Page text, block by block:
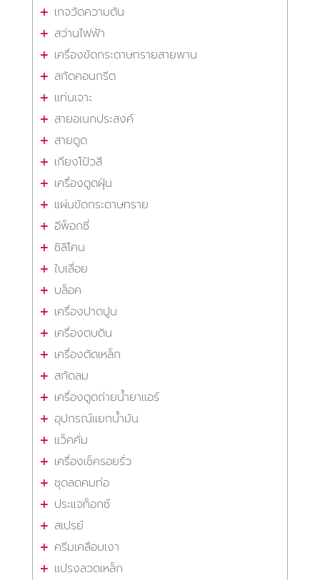
เกจวัดความดัน
สว่านไฟฟ้า
เครื่องขัดกระดาษทรายสายพาน
สกัดคอนกรีต
แท่นเจาะ
สายอเนกประสงค์
สายดูด
เกียงโป้วสี
เครื่องดูดฝุ่น
แผ่นขัดกระดาษทราย
อีพ็อกซี่
ซิลิโคน
ใบเลื่อย
บล็อค
เครื่องปาดปูน
เครื่องตบดิน
เครื่องตัดเหล็ก
สกัดลม
เครื่องดูดถ่ายน้ำยาแอร์
อุปกรณ์แยกน้ำมัน
แว็คคั่ม
เครื่องเช็ครอยรั่ว
ชุดลดคมท่อ
ประแจท็อกซ์
สเปรย์
ครีมเคลือบเงา
แปรงลวดเหล็ก